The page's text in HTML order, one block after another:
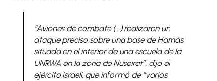
“Aviones de combate (…) realizaron un
ataque preciso sobre una base de Hamás
situada en el interior de una escuela de la
UNRWA en la zona de Nuseirat”, dijo el
ejército israelí, que informó de “varios